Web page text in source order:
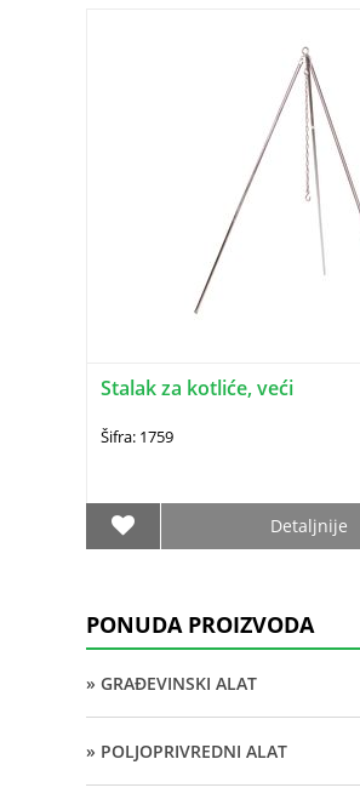
Stalak za kotliće, veći
Šifra: 1759
Detaljnije
PONUDA PROIZVODA
» GRAĐEVINSKI ALAT
» POLJOPRIVREDNI ALAT